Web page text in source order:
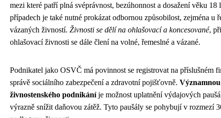
mezi které patří plná svéprávnost, bezúhonnost a dosažení věku
případech je také nutné prokázat odbornou způsobilost, zejména u
vázaných živností. Živnosti se dělí na ohlašovací a koncesované,
ohlašovací živnosti se dále člení na volné, řemeslné a vázané.
Podnikatel jako OSVČ má povinnost se registrovat na příslušném
správě sociálního zabezpečení a zdravotní pojišťovně.
živnostenského podnikáníje možnost uplatnění výdajových
výrazně snížit daňovou zátěž. Tyto paušály se pohybují v rozmezí